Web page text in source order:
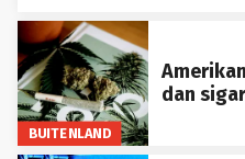
BUITENLAND
dan